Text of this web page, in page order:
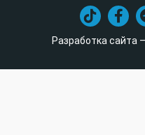
Разработка сайта